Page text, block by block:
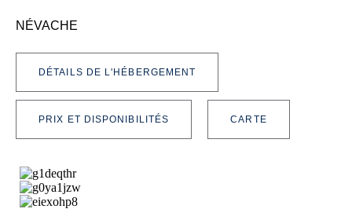
NÉVACHE
DÉTAILS DE L'HÉBERGEMENT
PRIX ET DISPONIBILITÉS CARTE